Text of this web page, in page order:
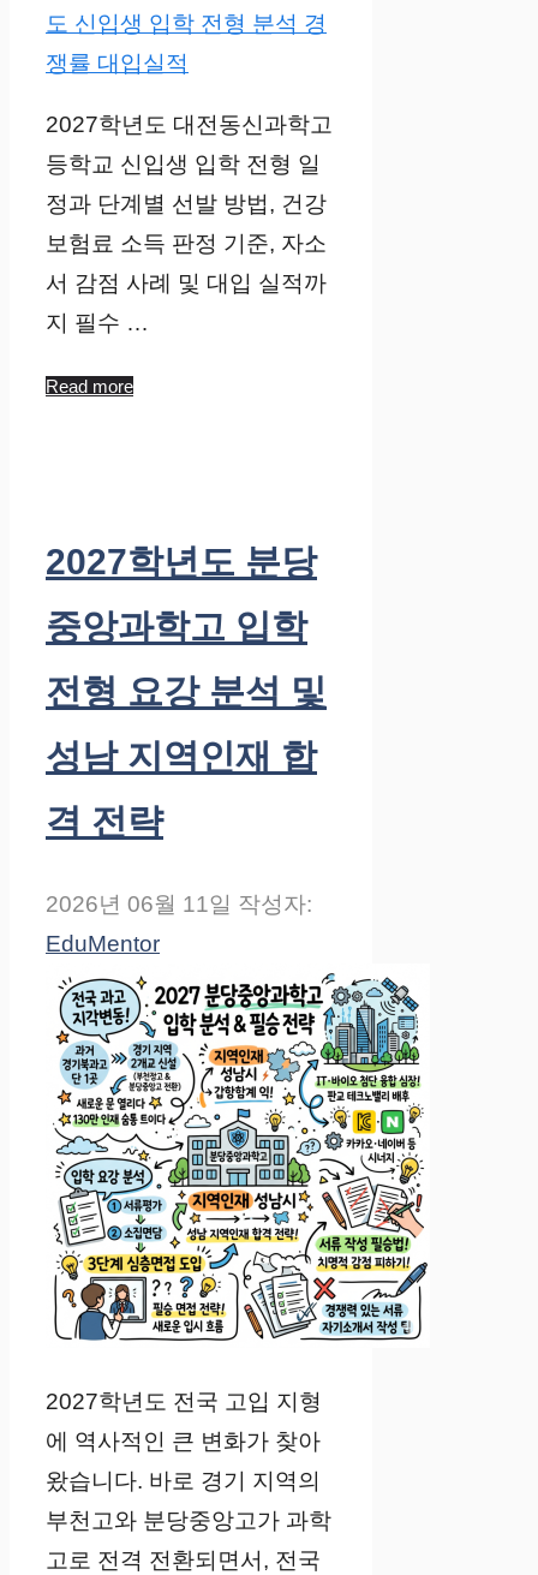
2027학년도 대전동신과학고
등학교 신입생 입학 전형 일
정과 단계별 선발 방법, 건강
보험료 소득 판정 기준, 자소
서 감점 사례 및 대입 실적까
지 필수 …
Read more
2027학년도 분당
중앙과학고 입학
전형 요강 분석 및
성남 지역인재 합
격 전략
2026년 06월 11일 작성자:
EduMentor
2027학년도 전국 고입 지형
에 역사적인 큰 변화가 찾아
왔습니다. 바로 경기 지역의
부천고와 분당중앙고가 과학
고로 전격 전환되면서, 전국